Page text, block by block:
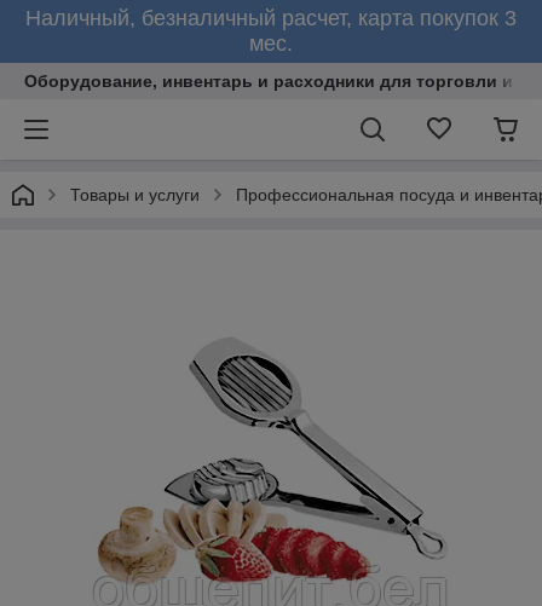
Наличный, безналичный расчет, карта покупок 3
мес.
Оборудование, инвентарь и расходники для торговли и
Товары и услуги Профессиональная посуда и